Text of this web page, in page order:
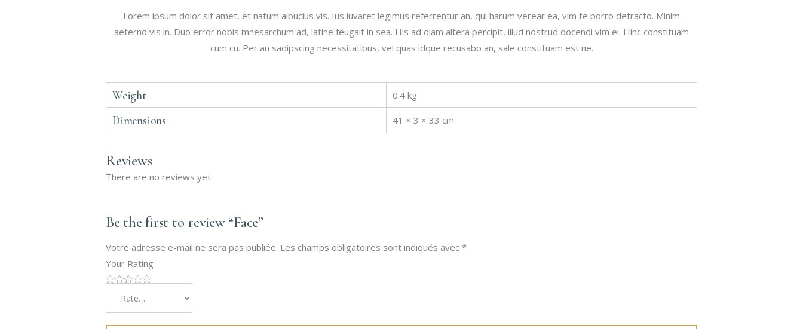
Lorem ipsum dolor sit amet, et natum albucius vis. Ius iuvaret legimus referrentur an, qui harum verear ea, vim te porro detracto. Minim
aeterno vis in. Duo error nobis mnesarchum ad, latine feugait in sea. His ad diam altera percipit, illud nostrud docendi vim ei. Hinc constituam
cum cu. Per an sadipscing necessitatibus, vel quas idque recusabo an, sale constituam est ne.
Weight 0.4 kg
Dimensions 41 × 3 × 33 cm
Reviews
There are no reviews yet.
Be the first to review “Face”
Votre adresse e-mail ne sera pas publiée. Les champs obligatoires sont indiqués avec *
Your Rating